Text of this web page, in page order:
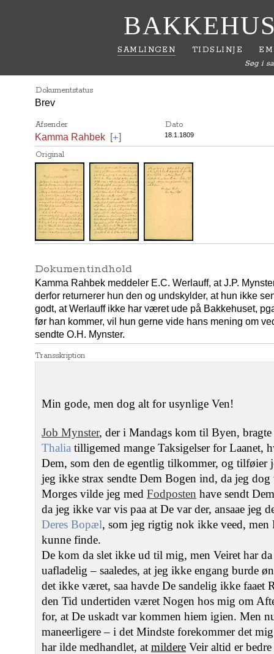
SAMLINGEN TIDSLINJE
Søg i
Dokumentstatus
Brev
Afsender Dato
Kamma Rahbek [+] 18.1.1809
Original
Dokumentindhold
Kamma Rahbek meddeler E.C. Werlauff, at J.P.
derfor returnerer hun den og undskylder, at hun ikke
godt, at Werlauff ikke har været ude på Bakkehuset,
før han kommer, vil hun gerne vide hans mening om
sendte O.H. Mynster.
Transskription
Min gode, men dog alt for usynlige Ven!
Job Mynster, der i Mandags kom til Byen,
Thalia tilligemed mange Taksigelser for Laanet,
Dem, som den de egentlig tilkommer, og
jeg ikke strax sendte Dem Bogen ind, da jeg dog
Morges vilde jeg med Fodposten have sendt
da jeg ikke var vis paa at De var der, ansaae jeg
Deres Bopæl, som jeg rigtig nok ikke veed, men
kunne finde.
De kom da slet ikke ud til mig, men Veiret har
uafladelig – saaledes, at jeg ikke engang burde
det ikke været, saa havde De sandelig ikke faaet
den Tid undertiden været Nogen hos mig om
for, at De uskadt var kommen hiem igien. Men
maneerligere – i det Mindste forekommer det
har ilde medhandlet, at mildere Veir altid er